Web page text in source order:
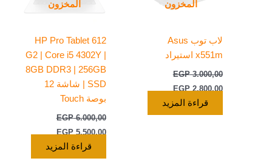
المخزون
لاب توب Asus
x551m استيراد
EGP3.000,00
EGP2.800,00
قراءة المزيد
المخزون
HP Pro Tablet 612
G2 | Core i5 4302Y |
8GB DDR3 | 256GB
SSD | شاشة 12
بوصة Touch
EGP6.000,00
EGP5.500,00
قراءة المزيد